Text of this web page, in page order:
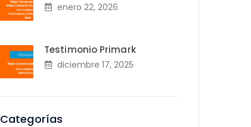
enero 22, 2026
Testimonio Primark
diciembre 17, 2025
Categorías